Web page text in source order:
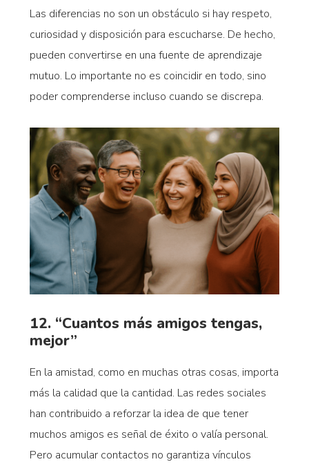
Las diferencias no son un obstáculo si hay respeto,
curiosidad y disposición para escucharse. De hecho,
pueden convertirse en una fuente de aprendizaje
mutuo. Lo importante no es coincidir en todo, sino
poder comprenderse incluso cuando se discrepa.
12. “Cuantos más amigos tengas,
mejor”
En la amistad, como en muchas otras cosas, importa
más la calidad que la cantidad. Las redes sociales
han contribuido a reforzar la idea de que tener
muchos amigos es señal de éxito o valía personal.
Pero acumular contactos no garantiza vínculos